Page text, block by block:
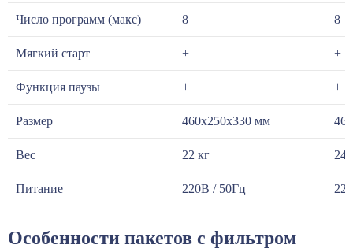
Число программ (макс) 8 8
Мягкий старт + +
Функция паузы + +
Размер 460х250х330 мм
Вес 22 кг
Питание 220В / 50Гц
Особенности пакетов с фильтром